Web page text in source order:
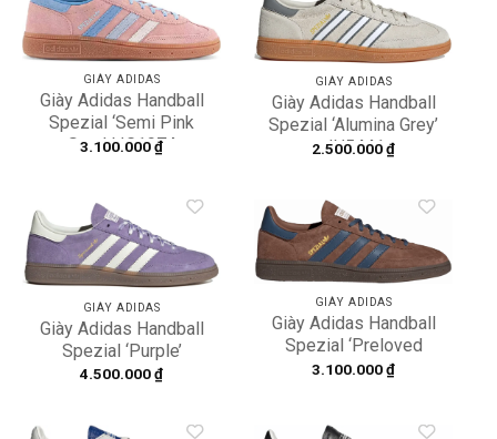
Add to
wishlist
GIÀY ADIDAS
Giày Adidas Handball
Spezial ‘Semi Pink
Spark’ IG1974
3.100.000₫
Add to
wishlist
GIÀY ADIDAS
Giày Adidas Handball
Spezial ‘Alumina Grey’
JH5441
2.500.000₫
Add to
wishlist
GIÀY ADIDAS
Giày Adidas Handball
Spezial ‘Purple’
KI5935
4.500.000₫
Add to
wishlist
GIÀY ADIDAS
Giày Adidas Handball
Spezial ‘Preloved
Brown’ JP7725
3.100.000₫